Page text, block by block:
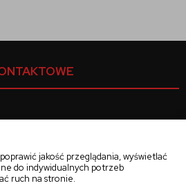
jakość przeglądania, wyświetlać
do indywidualnych potrzeb
ruch na stronie.